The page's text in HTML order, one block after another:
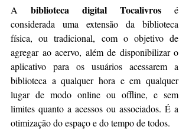
A biblioteca digital Tocalivros é
considerada uma extensão da biblioteca
física, ou tradicional, com o objetivo de
agregar ao acervo, além de disponibilizar o
aplicativo para os usuários acessarem a
biblioteca a qualquer hora e em qualquer
lugar de modo online ou offline, e sem
limites quanto a acessos ou associados. É a
otimização do espaço e do tempo de todos.